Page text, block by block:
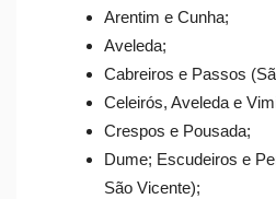
Arentim e Cunha;
Aveleda;
Cabreiros e Passos
Celeirós, Aveleda e
Crespos e Pousada;
Dume; Escudeiros e
São Vicente);